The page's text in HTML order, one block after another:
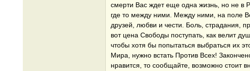
смерти Вас ждет еще одна жизнь, но не в
где то между ними. Между ними, на поле
друзей, любви и чести. Боль, страдания,
вот цена Свободы поступать, как велит
чтобы хотя бы попытаться выбраться их
Мира, нужно встать Против Всех!
нравится, то сообщайте, возможно стоит